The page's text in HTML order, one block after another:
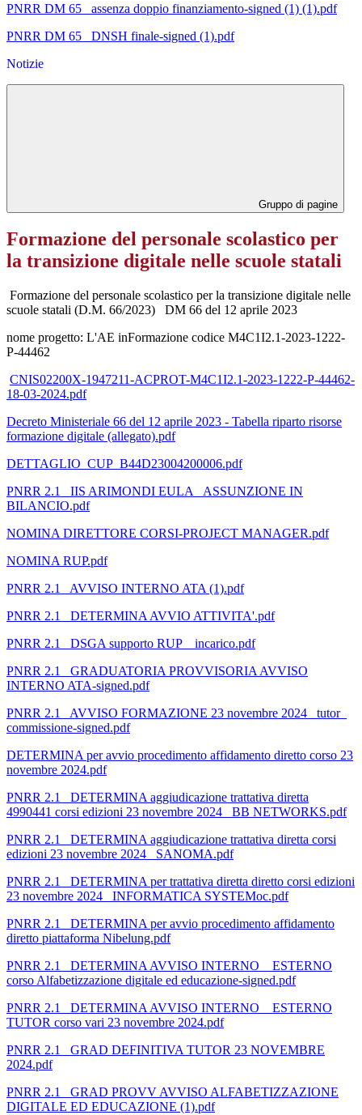
PNRR DM 65_ assenza doppio finanziamento-signed (1) (1).pdf
PNRR DM 65_ DNSH finale-signed (1).pdf
Notizie
Gruppo di pagine
Formazione del personale scolastico per
la transizione digitale nelle scuole statali
Formazione del personale scolastico per la transizione digitale nelle
scuole statali (D.M. 66/2023) DM 66 del 12 aprile 2023
nome progetto: L'AE inFormazione codice M4C1I2.1-2023-1222-
P-44462
CNIS02200X-1947211-ACPROT-M4C1I2.1-2023-1222-P-44462-
18-03-2024.pdf
Decreto Ministeriale 66 del 12 aprile 2023 - Tabella riparto risorse
formazione digitale (allegato).pdf
DETTAGLIO_CUP_B44D23004200006.pdf
PNRR 2.1_ IIS ARIMONDI EULA _ASSUNZIONE IN
BILANCIO.pdf
NOMINA DIRETTORE CORSI-PROJECT MANAGER.pdf
NOMINA RUP.pdf
PNRR 2.1_ AVVISO INTERNO ATA (1).pdf
PNRR 2.1_ DETERMINA AVVIO ATTIVITA'.pdf
PNRR 2.1_ DSGA supporto RUP _ incarico.pdf
PNRR 2.1_ GRADUATORIA PROVVISORIA AVVISO
INTERNO ATA-signed.pdf
PNRR 2.1_ AVVISO FORMAZIONE 23 novembre 2024_ tutor_
commissione-signed.pdf
DETERMINA per avvio procedimento affidamento diretto corso 23
novembre 2024.pdf
PNRR 2.1_ DETERMINA aggiudicazione trattativa diretta
4990441 corsi edizioni 23 novembre 2024_ BB NETWORKS.pdf
PNRR 2.1_ DETERMINA aggiudicazione trattativa diretta corsi
edizioni 23 novembre 2024_ SANOMA.pdf
PNRR 2.1_ DETERMINA per trattativa diretta diretto corsi edizioni
23 novembre 2024_ INFORMATICA SYSTEMoc.pdf
PNRR 2.1_ DETERMINA per avvio procedimento affidamento
diretto piattaforma Nibelung.pdf
PNRR 2.1_ DETERMINA AVVISO INTERNO _ ESTERNO
corso Alfabetizzazione digitale ed educazione-signed.pdf
PNRR 2.1_ DETERMINA AVVISO INTERNO _ ESTERNO
TUTOR corso vari 23 novembre 2024.pdf
PNRR 2.1_ GRAD DEFINITIVA TUTOR 23 NOVEMBRE
2024.pdf
PNRR 2.1_ GRAD PROVV AVVISO ALFABETIZZAZIONE
DIGITALE ED EDUCAZIONE (1).pdf